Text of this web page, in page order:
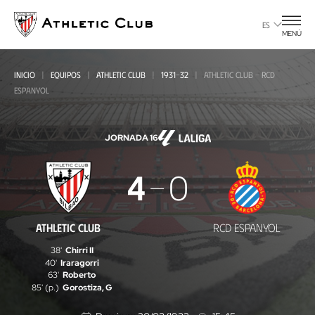
contenido
principal
ES
MENÚ
INICIO EQUIPOS ATHLETIC CLUB 1931-32
ATHLETIC CLUB - RCD
ESPANYOL
JORNADA 16
Athletic
Club
-
RCD
Espanyol
ATHLETIC CLUB
4 0
RCD ESPANYOL
38' Chirri II
40' Iraragorri
63' Roberto
85' (p.) Gorostiza, G